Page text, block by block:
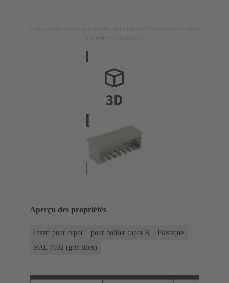
Aperçu des propriétés
Insert pour capot pour boîtier capot B
Plastique
RAL 7032 (gris silex)